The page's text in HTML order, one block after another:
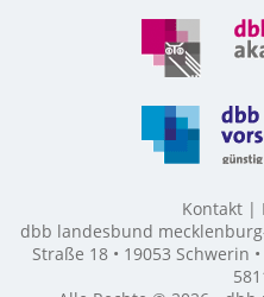
Kontakt
dbb landesbund
Straße 18 • 19053 Schwerin